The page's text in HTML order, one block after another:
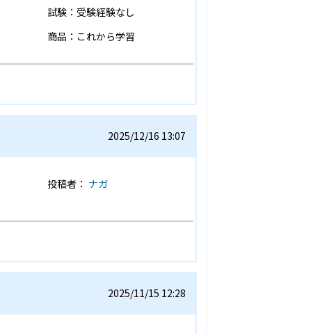
試験：受験経験なし
商品：これから学習
2025/12/16 13:07
投稿者： ナガ
2025/11/15 12:28